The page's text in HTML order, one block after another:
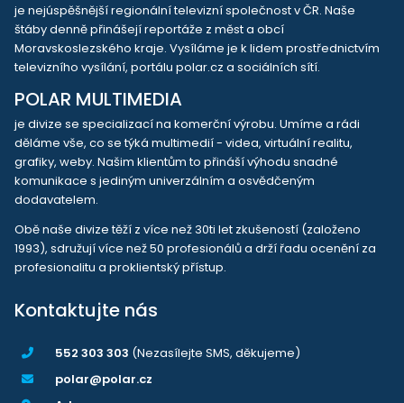
je nejúspěšnější regionální televizní společnost v ČR. Naše
štáby denně přinášejí reportáže z měst a obcí
Moravskoslezského kraje. Vysíláme je k lidem prostřednictvím
televizního vysílání, portálu polar.cz a sociálních sítí.
POLAR MULTIMEDIA
je divize se specializací na komerční výrobu. Umíme a rádi
děláme vše, co se týká multimedií - videa, virtuální realitu,
grafiky, weby. Našim klientům to přináší výhodu snadné
komunikace s jediným univerzálním a osvědčeným
dodavatelem.
Obě naše divize těží z více než 30ti let zkušeností (založeno
1993), sdružují více než 50 profesionálů a drží řadu ocenění za
profesionalitu a proklientský přístup.
Kontaktujte nás
552 303 303 (Nezasílejte SMS, děkujeme)
polar@polar.cz